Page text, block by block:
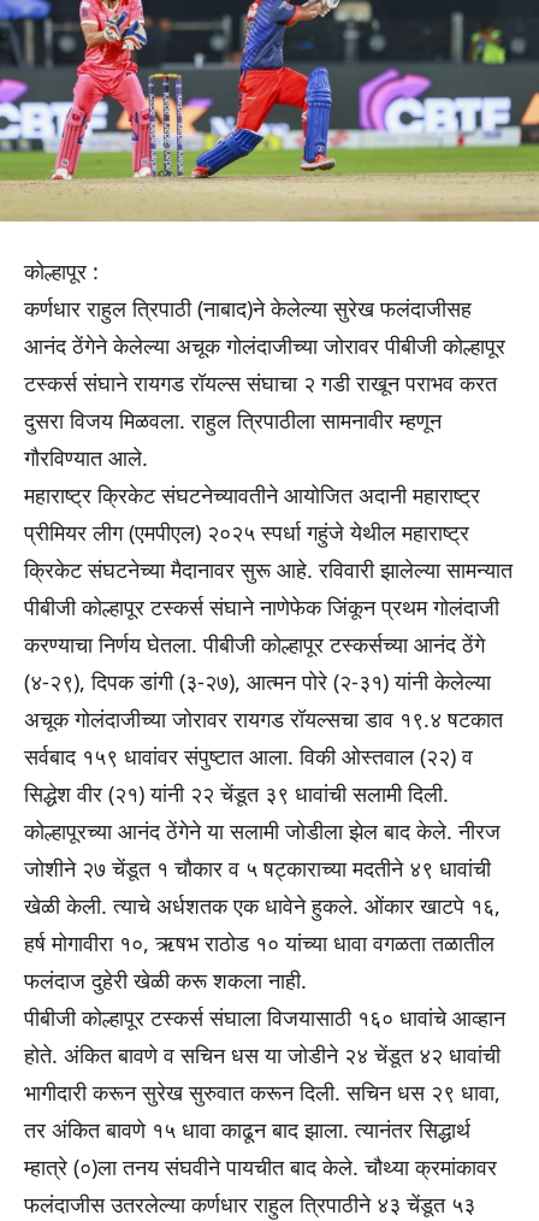
कोल्हापूर :
कर्णधार राहुल त्रिपाठी (नाबाद)ने केलेल्या सुरेख फलंदाजीसह
आनंद ठेंगेने केलेल्या अचूक गोलंदाजीच्या जोरावर पीबीजी कोल्हापूर
टस्कर्स संघाने रायगड रॉयल्स संघाचा २ गडी राखून पराभव करत
दुसरा विजय मिळवला. राहुल त्रिपाठीला सामनावीर म्हणून
गौरविण्यात आले.
महाराष्ट्र क्रिकेट संघटनेच्यावतीने आयोजित अदानी महाराष्ट्र
प्रीमियर लीग (एमपीएल) २०२५ स्पर्धा गहुंजे येथील महाराष्ट्र
क्रिकेट संघटनेच्या मैदानावर सुरू आहे. रविवारी झालेल्या सामन्यात
पीबीजी कोल्हापूर टस्कर्स संघाने नाणेफेक जिंकून प्रथम गोलंदाजी
करण्याचा निर्णय घेतला. पीबीजी कोल्हापूर टस्कर्सच्या आनंद ठेंगे
(४-२९), दिपक डांगी (३-२७), आत्मन पोरे (२-३१) यांनी केलेल्या
अचूक गोलंदाजीच्या जोरावर रायगड रॉयल्सचा डाव १९.४ षटकात
सर्वबाद १५९ धावांवर संपुष्टात आला. विकी ओस्तवाल (२२) व
सिद्धेश वीर (२१) यांनी २२ चेंडूत ३९ धावांची सलामी दिली.
कोल्हापूरच्या आनंद ठेंगेने या सलामी जोडीला झेल बाद केले. नीरज
जोशीने २७ चेंडूत १ चौकार व ५ षट्काराच्या मदतीने ४९ धावांची
खेळी केली. त्याचे अर्धशतक एक धावेने हुकले. ओंकार खाटपे १६,
हर्ष मोगावीरा १०, ऋषभ राठोड १० यांच्या धावा वगळता तळातील
फलंदाज दुहेरी खेळी करू शकला नाही.
पीबीजी कोल्हापूर टस्कर्स संघाला विजयासाठी १६० धावांचे आव्हान
होते. अंकित बावणे व सचिन धस या जोडीने २४ चेंडूत ४२ धावांची
भागीदारी करून सुरेख सुरुवात करून दिली. सचिन धस २९ धावा,
तर अंकित बावणे १५ धावा काढून बाद झाला. त्यानंतर सिद्धार्थ
म्हात्रे (०)ला तनय संघवीने पायचीत बाद केले. चौथ्या क्रमांकावर
फलंदाजीस उतरलेल्या कर्णधार राहुल त्रिपाठीने ४३ चेंडूत ५३